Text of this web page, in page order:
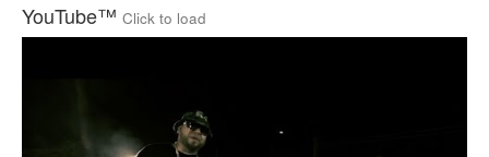
YouTube™ Click to load